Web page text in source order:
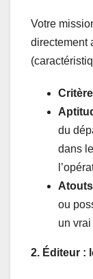
Votre
directement
du
dans
ou
un
2. Éditeur :